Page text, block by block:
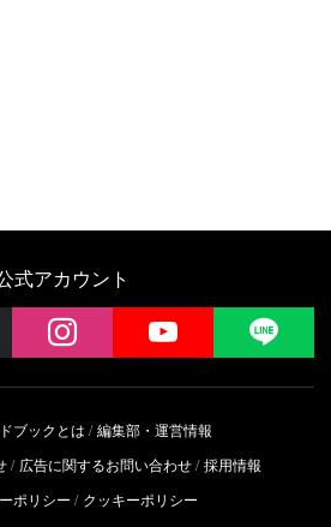
式アカウント
instagram YouTube
ブックとは
編集部・運営情報
広告に関するお問い合わせ 採用情報
ポリシー
クッキーポリシー